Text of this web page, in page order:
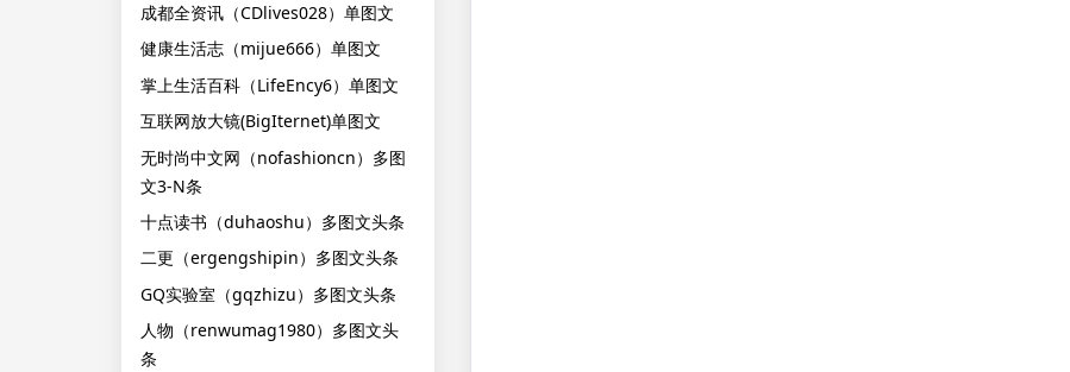
成都全资讯（CDlives028）单图文
健康生活志（mijue666）单图文
掌上生活百科（LifeEncy6）单图文
互联网放大镜(BigIternet)单图文
无时尚中文网（nofashioncn）多图
文3-N条
十点读书（duhaoshu）多图文头条
二更（ergengshipin）多图文头条
GQ实验室（gqzhizu）多图文头条
人物（renwumag1980）多图文头
条